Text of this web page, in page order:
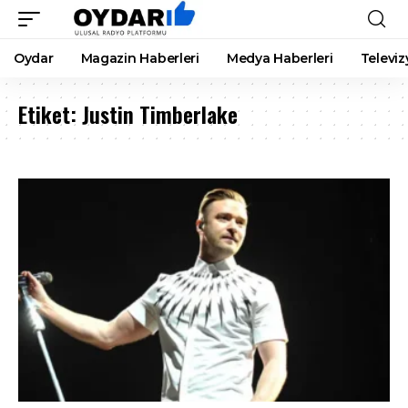
Oydar Magazin Haberleri Medya Haberleri
Etiket:Justin Timberlake